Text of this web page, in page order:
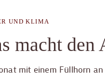
UND KLIMA
macht den
mit einem Füllhorn